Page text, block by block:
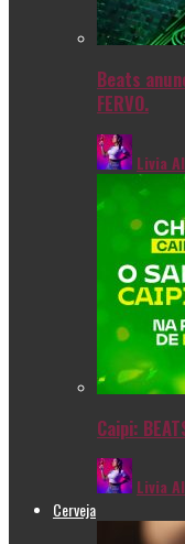
Beats
FERVO.
Livia
Caipi:
Livia
Cerveja